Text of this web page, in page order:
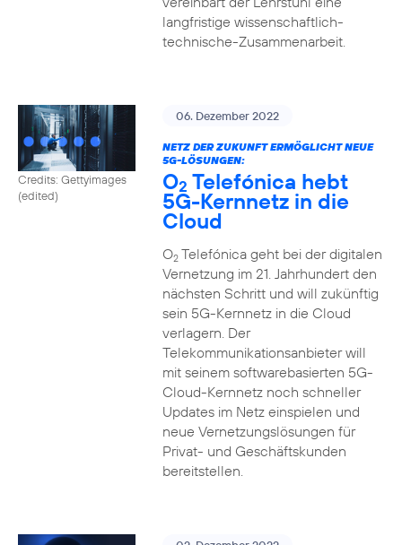
langfristige wissenschaftlich-
technische-Zusammenarbeit.
Credits: Gettyimages
(edited)
06. Dezember 2022
NETZ DER ZUKUNFT ERMÖGLICHT NEUE
5G-LÖSUNGEN:
O2 Telefónica hebt
5G-Kernnetz in die
Cloud
O2Telefónica geht bei der digitalen
Vernetzung im 21. Jahrhundert den
nächsten Schritt und will zukünftig
sein 5G-Kernnetz in die Cloud
verlagern. Der
Telekommunikationsanbieter will
mit seinem softwarebasierten 5G-
Cloud-Kernnetz noch schneller
Updates im Netz einspielen und
neue Vernetzungslösungen für
Privat- und Geschäftskunden
bereitstellen.